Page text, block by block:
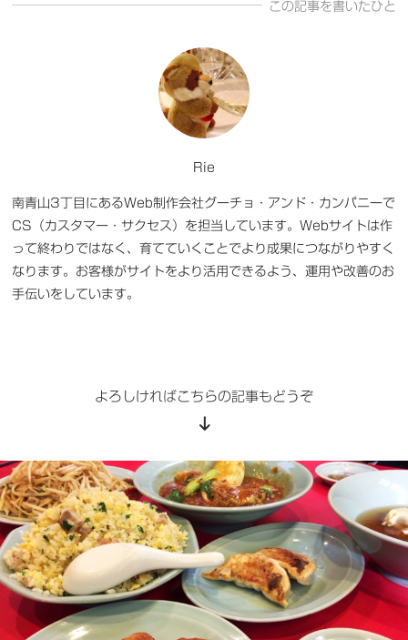
この記事を書いたひと
Rie
南青山3丁目にあるWeb制作会社グーチョ・アンド・カンパニーで
CS（カスタマー・サクセス）を担当しています。Webサイトは作
って終わりではなく、育てていくことでより成果につながりやすく
なります。お客様がサイトをより活用できるよう、運用や改善のお
手伝いをしています。
よろしければこちらの記事もどうぞ